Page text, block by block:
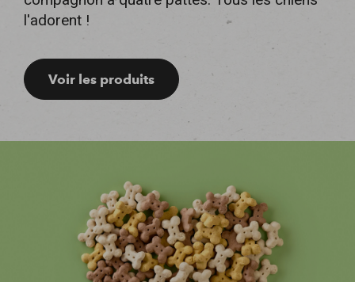
l'adorent !
Voir les produits